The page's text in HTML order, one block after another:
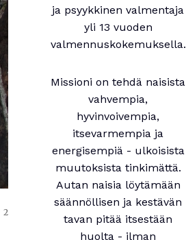
2
ja psyykkinen valmentaja
yli 13 vuoden
valmennuskokemuksella.
Missioni on tehdä naisista
vahvempia,
hyvinvoivempia,
itsevarmempia ja
energisempiä - ulkoisista
muutoksista tinkimättä.
Autan naisia löytämään
säännöllisen ja kestävän
tavan pitää itsestään
huolta - ilman